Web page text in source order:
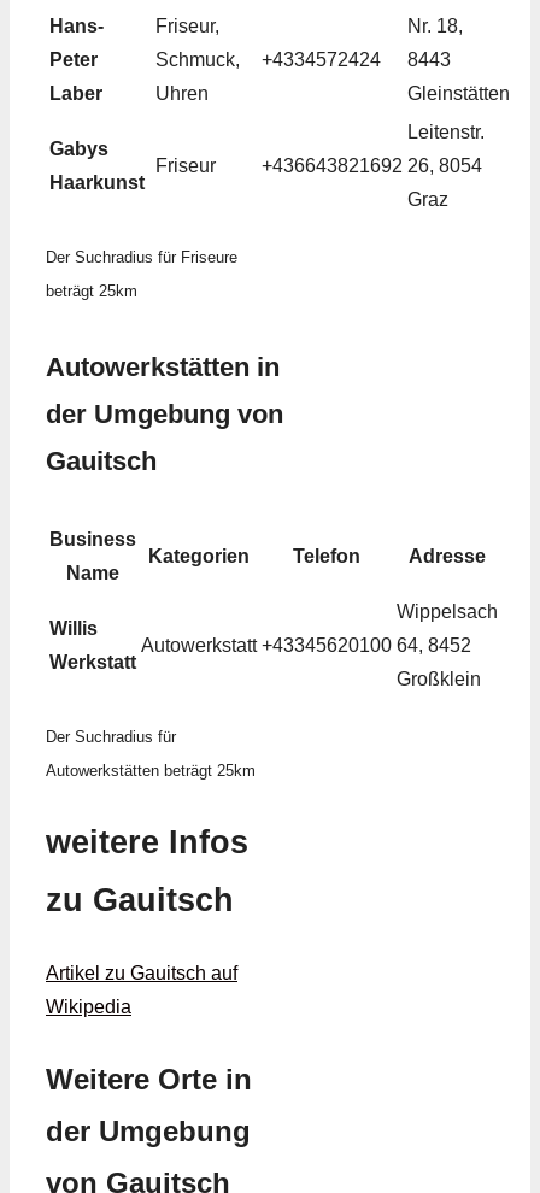
Hans-
Peter
Laber
Friseur,
Schmuck,
Uhren
+4334572424
Nr. 18,
8443
Gleinstätten
Gabys
Haarkunst
Friseur +436643821692
Leitenstr.
26, 8054
Graz
Der Suchradius für Friseure
beträgt 25km
Autowerkstätten in
der Umgebung von
Gauitsch
Business
Name
Kategorien Telefon Adresse
Willis
Werkstatt
Autowerkstatt +43345620100
Wippelsach
64, 8452
Großklein
Der Suchradius für
Autowerkstätten beträgt 25km
weitere Infos
zu Gauitsch
Artikel zu Gauitsch auf
Wikipedia
Weitere Orte in
der Umgebung
von Gauitsch